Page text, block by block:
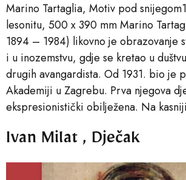
Marino Tartaglia, Motiv pod
lesonitu, 500 x 390 mm Marino
1894 – 1984) likovno je obrazovanje
i u inozemstvu, gdje se kretao u
drugih avangardista. Od 1931. bio je
Akademiji u Zagrebu. Prva njegova
ekspresionistički obilježena. Na
Ivan Milat , Dječak